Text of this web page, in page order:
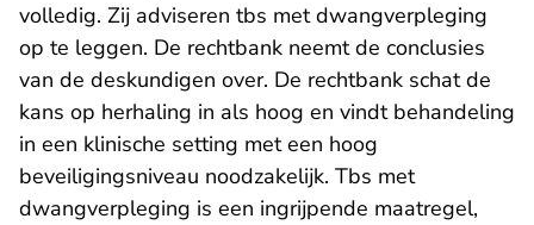
volledig. Zij adviseren tbs met dwangverpleging
op te leggen. De rechtbank neemt de conclusies
van de deskundigen over. De rechtbank schat de
kans op herhaling in als hoog en vindt behandeling
in een klinische setting met een hoog
beveiligingsniveau noodzakelijk. Tbs met
dwangverpleging is een ingrijpende maatregel,